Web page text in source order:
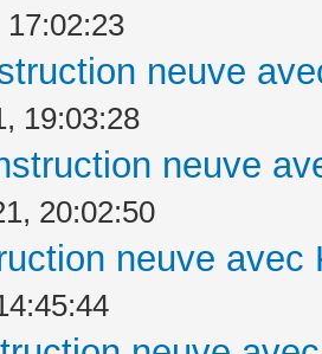
neuve
19:03:28
neuve
20:02:50
neuve avec